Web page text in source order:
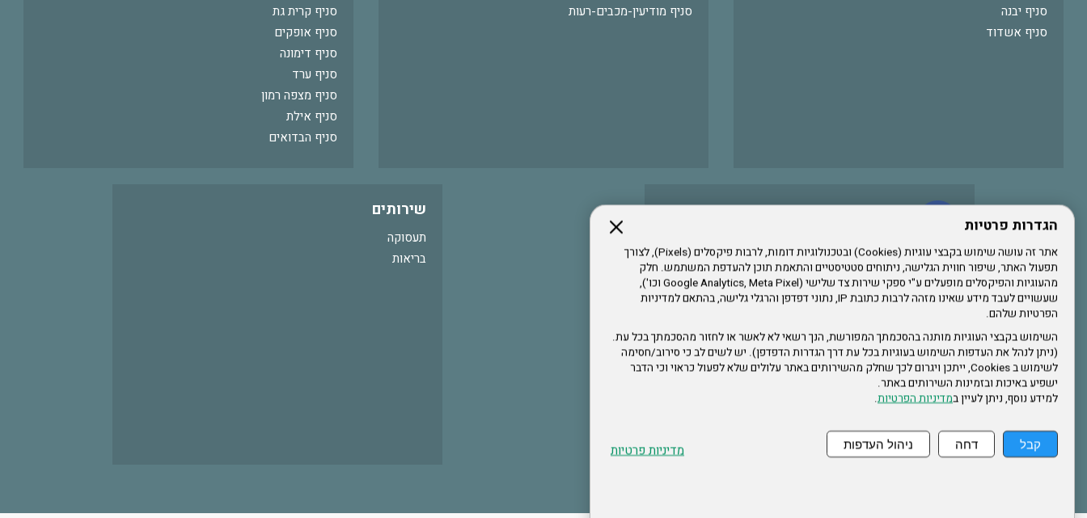
הגדרות פרטיות
אתר זה עושה שימוש בקבצי עוגיות (Cookies) ובטכנולוגיות דומות, לרבות פיקסלים (Pixels), לצורך
תפעול האתר, שיפור חווית הגלישה, ניתוחים סטטיסטיים והתאמת תוכן להעדפת המשתמש. חלק
מהעוגיות והפיקסלים מופעלים ע"י ספקי שירות צד שלישי (Google Analytics, Meta Pixel וכו'),
שעשויים לעבד מידע שאינו מזהה לרבות כתובת IP, נתוני דפדפן והרגלי גלישה, בהתאם למדיניות
הפרטיות שלהם.
השימוש בקבצי העוגיות מותנה בהסכמתך המפורשת, הנך רשאי לא לאשר או לחזור מהסכמתך בכל עת.
(ניתן לנהל את העדפות השימוש בעוגיות בכל עת דרך הגדרות הדפדפן). יש לשים לב כי סירוב/חסימה
לשימוש ב Cookies, ייתכן ויגרום לכך שחלק מהשירותים באתר עלולים שלא לפעול כראוי וכי הדבר
ישפיע באיכות ובזמינות השירותים באתר.
למידע נוסף, ניתן לעיין במדיניות הפרטיות.
קבל דחה ניהול העדפות מדיניות פרטיות
סניף יבנה
סניף אשדוד
סניף מודיעין-מכבים-רעות
סניף קרית גת
סניף אופקים
סניף דימונה
סניף ערד
סניף מצפה רמון
סניף אילת
סניף הבדואים
הרשמו לערוץ היוטיוב שלנו
אתר צה"ל
שירותים
תעסוקה
בריאות